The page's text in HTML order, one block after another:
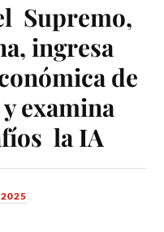
Supremo,
ingresa
de
examina
la IA